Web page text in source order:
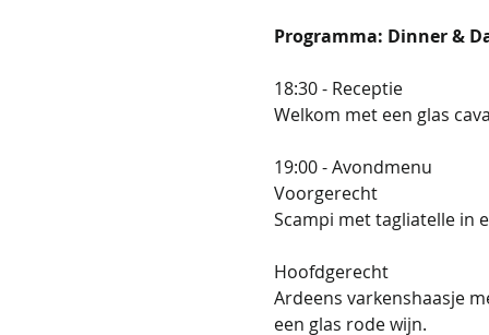
Programma: Dinner &
18:30 - Receptie
Welkom met een glas
19:00 - Avondmenu
Voorgerecht
Scampi met tagliatelle in
Hoofdgerecht
Ardeens varkenshaasje
een glas rode wijn.